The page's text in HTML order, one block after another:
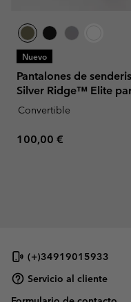
Nuevo
Pantalones de
Silver Ridge™ Elite
Convertible
Regular price:
100,00 €
(+)34919015933
Servicio al cliente